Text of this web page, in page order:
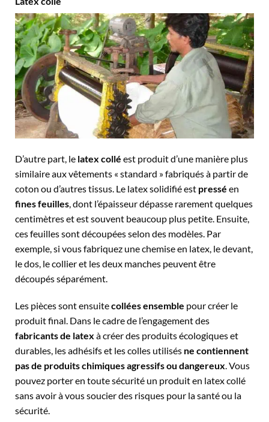
D’autre part, le latex collé est produit d’une manière plus
similaire aux vêtements « standard » fabriqués à partir de
coton ou d’autres tissus. Le latex solidifié est pressé en
fines feuilles , dont l’épaisseur dépasse rarement quelques
centimètres et est souvent beaucoup plus petite. Ensuite,
ces feuilles sont découpées selon des modèles. Par
exemple, si vous fabriquez une chemise en latex, le devant,
le dos, le collier et les deux manches peuvent être
découpés séparément.
Les pièces sont ensuitecollées ensemble pour créer le
produit final. Dans le cadre de l’engagement des
fabricants de latex à créer des produits écologiques et
durables, les adhésifs et les colles utilisés ne contiennent
pas de produits chimiques agressifs ou dangereux. Vous
pouvez porter en toute sécurité un produit en latex collé
sans avoir à vous soucier des risques pour la santé ou la
sécurité.